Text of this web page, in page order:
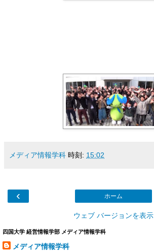
メディア情報学科 時刻: 15:02
‹ ホーム
ウェブ バージョンを表示
四国大学 経営情報学部 メディア情報学科
メディア情報学科